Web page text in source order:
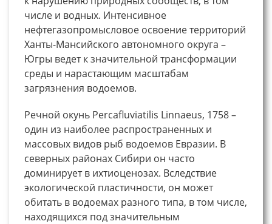
числе и водных. Интенсивное
нефтегазопромысловое освоение территорий
Ханты-Мансийского автономного округа –
Югры ведет к значительной трансформации
среды и нарастающим масштабам
загрязнения водоемов.
Речной окунь Percafluviatilis Linnaeus, 1758 –
один из наиболее распространенных и
массовых видов рыб водоемов Евразии. В
северных районах Сибири он часто
доминирует в ихтиоценозах. Вследствие
экологической пластичности, он может
обитать в водоемах разного типа, в том числе,
находящихся под значительным